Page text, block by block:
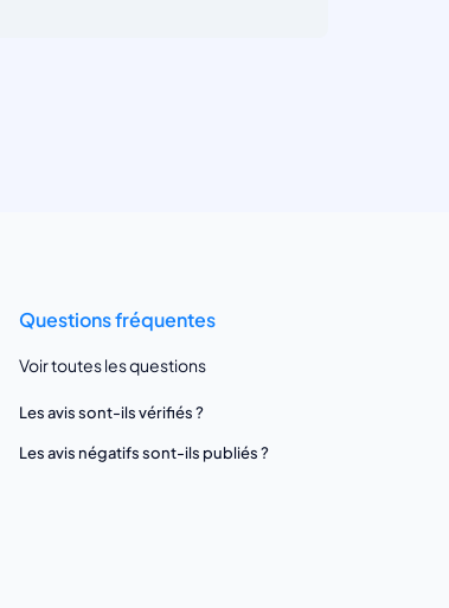
Questions fréquentes
Voir toutes les questions
Les avis sont-ils vérifiés ?
Les avis négatifs sont-ils publiés ?